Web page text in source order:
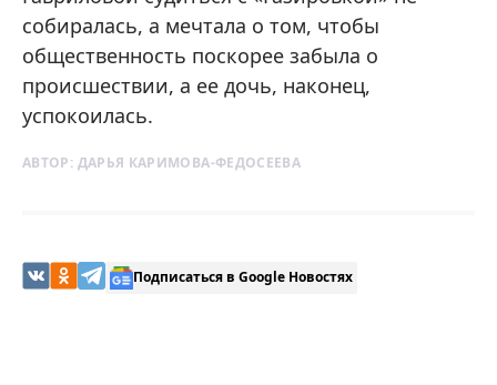
собиралась, а мечтала о том, чтобы
общественность поскорее забыла о
происшествии, а ее дочь, наконец,
успокоилась.
АВТОР: ДАРЬЯ КАРИМОВА-ФЕДОСЕЕВА
Подписаться в Google Новостях